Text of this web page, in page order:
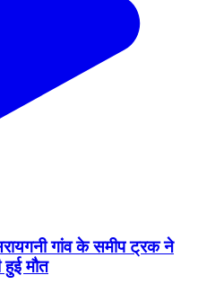
गांव के समीप ट्रक ने
हुई मौत